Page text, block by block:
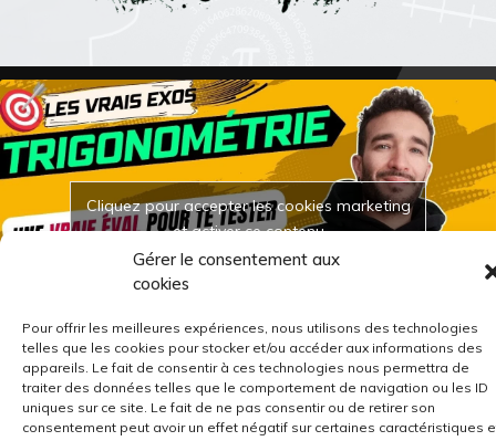
Gérer le consentement aux
cookies
Pour offrir les meilleures expériences, nous utilisons des technologies
telles que les cookies pour stocker et/ou accéder aux informations des
appareils. Le fait de consentir à ces technologies nous permettra de
traiter des données telles que le comportement de navigation ou les ID
uniques sur ce site. Le fait de ne pas consentir ou de retirer son
consentement peut avoir un effet négatif sur certaines caractéristiques
Cliquez pour accepter les cookies marketing
et activer ce contenu